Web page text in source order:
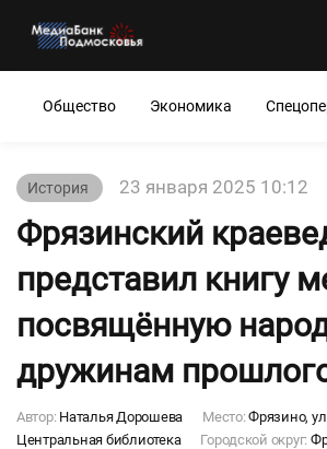
Общество Экономика
История 23 января 2025 10:12
Фрязинский
представил книгу
посвящённую
дружинам
Автор: Наталья Дорошева Место:Фрязино,
Центральная библиотека
Городской округ: